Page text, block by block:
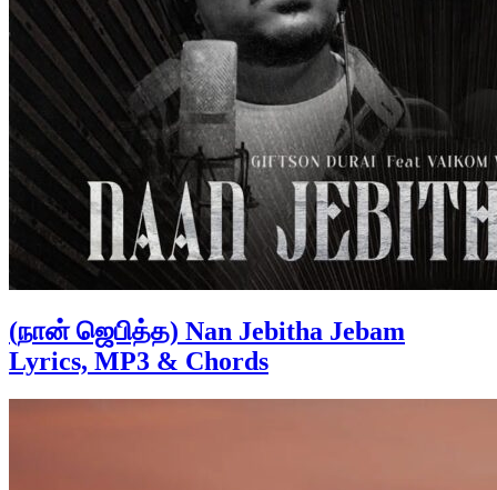
(நான் ஜெபித்த) Nan Jebitha Jebam
Lyrics, MP3 & Chords